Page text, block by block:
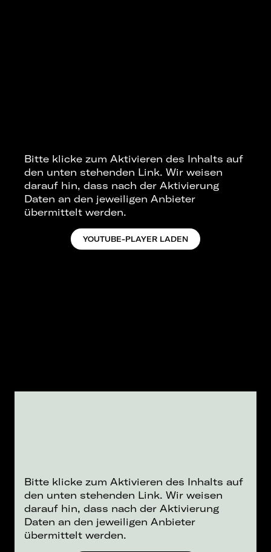
Bitte klicke zum Aktivieren des Inhalts auf
den unten stehenden Link. Wir weisen
darauf hin, dass nach der Aktivierung
Daten an den jeweiligen Anbieter
übermittelt werden.
YOUTUBE-PLAYER LADEN
Bitte klicke zum Aktivieren des Inhalts auf
den unten stehenden Link. Wir weisen
darauf hin, dass nach der Aktivierung
Daten an den jeweiligen Anbieter
übermittelt werden.